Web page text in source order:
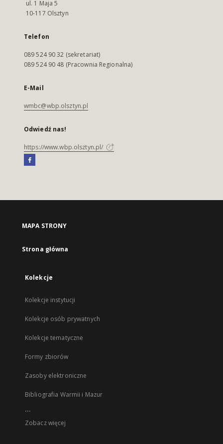
ul. 1 Maja 5
10-117 Olsztyn
Telefon
089 524 90 32 (sekretariat)
089 524 90 48 (Pracownia Regionalna)
E-Mail
wmbc@wbp.olsztyn.pl
Odwiedź nas!
https://www.wbp.olsztyn.pl/
MAPA STRONY
Strona główna
Kolekcje
Kolekcje instytucji
Kolekcje osób prywatnych
Kolekcje tematyczne
Formy zbiorów
Zasoby elektroniczne
Bibliografia Warmii i Mazur
...
Zobacz więcej